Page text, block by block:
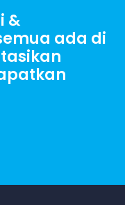
&
ada di